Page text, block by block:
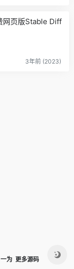
网页版Stable Diff
3年前 (2023)
一为 更多源码